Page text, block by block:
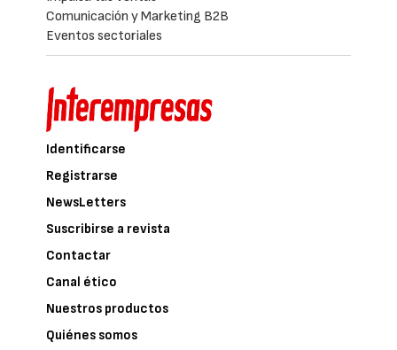
Comunicación y Marketing B2B
Eventos sectoriales
Identificarse
Registrarse
NewsLetters
Suscribirse a revista
Contactar
Canal ético
Nuestros productos
Quiénes somos